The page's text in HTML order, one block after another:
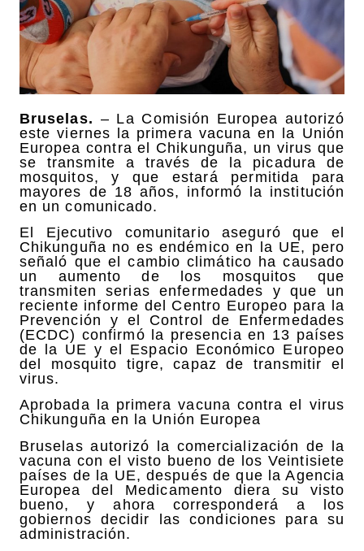
Bruselas. – La Comisión Europea autorizó
este viernes la primera vacuna en la Unión
Europea contra el Chikunguña, un virus que
se transmite a través de la picadura de
mosquitos, y que estará permitida para
mayores de 18 años, informó la institución
en un comunicado.
El Ejecutivo comunitario aseguró que el
Chikunguña no es endémico en la UE, pero
señaló que el cambio climático ha causado
un aumento de los mosquitos que
transmiten serias enfermedades y que un
reciente informe del Centro Europeo para la
Prevención y el Control de Enfermedades
(ECDC) confirmó la presencia en 13 países
de la UE y el Espacio Económico Europeo
del mosquito tigre, capaz de transmitir el
virus.
Aprobada la primera vacuna contra el virus
Chikunguña en la Unión Europea
Bruselas autorizó la comercialización de la
vacuna con el visto bueno de los Veintisiete
países de la UE, después de que la Agencia
Europea del Medicamento diera su visto
bueno, y ahora corresponderá a los
gobiernos decidir las condiciones para su
administración.